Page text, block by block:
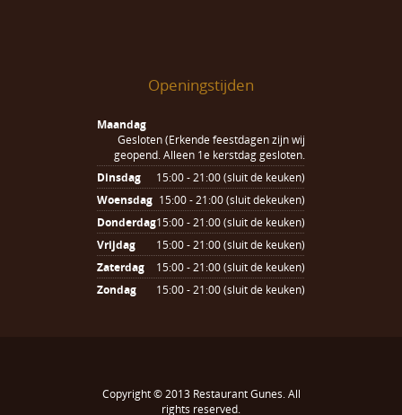
Openingstijden
Maandag
Gesloten (Erkende feestdagen zijn wij
geopend. Alleen 1e kerstdag gesloten.
Dinsdag
15:00 - 21:00 (sluit de keuken)
Woensdag 15:00 - 21:00 (sluit dekeuken)
Donderdag15:00 - 21:00 (sluit de keuken)
Vrijdag
15:00 - 21:00 (sluit de keuken)
Zaterdag
15:00 - 21:00 (sluit de keuken)
Zondag
15:00 - 21:00 (sluit de keuken)
Copyright © 2013 Restaurant Gunes. All
rights reserved.